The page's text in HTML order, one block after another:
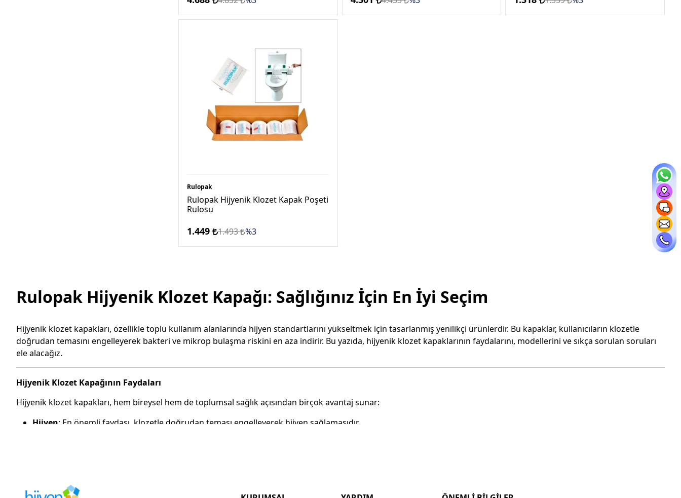
Rulopak
Rulopak Hijyenik Klozet Kapak Poşeti
Rulosu
1.449 1.493 %3
Rulopak Hijyenik Klozet Kapağı: Sağlığınız İçin En İyi Seçim
Hijyenik klozet kapakları, özellikle toplu kullanım alanlarında hijyen standartlarını yükseltmek için tasarlanmış yenilikçi ürünlerdir. Bu kapaklar, kullanıcıların klozetle
doğrudan temasını engelleyerek bakteri ve mikrop bulaşma riskini en aza indirir. Bu yazıda, hijyenik klozet kapaklarının faydalarını, modellerini ve sıkça sorulan soruları
ele alacağız.
Hijyenik Klozet Kapağının Faydaları
Hijyenik klozet kapakları, hem bireysel hem de toplumsal sağlık açısından birçok avantaj sunar:
Hijyen: En önemli faydası, klozetle doğrudan teması engelleyerek hijyen sağlamasıdır.
Hijyenik Klozet Kapağı Modelleri